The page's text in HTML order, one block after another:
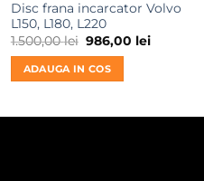
lei.
Disc frana incarcator Volvo
L150, L180, L220
1.500,00lei Prețul
inițial
a
fost:
1.500,00 lei.
986,00 leiPrețul
ADAUGA IN COS